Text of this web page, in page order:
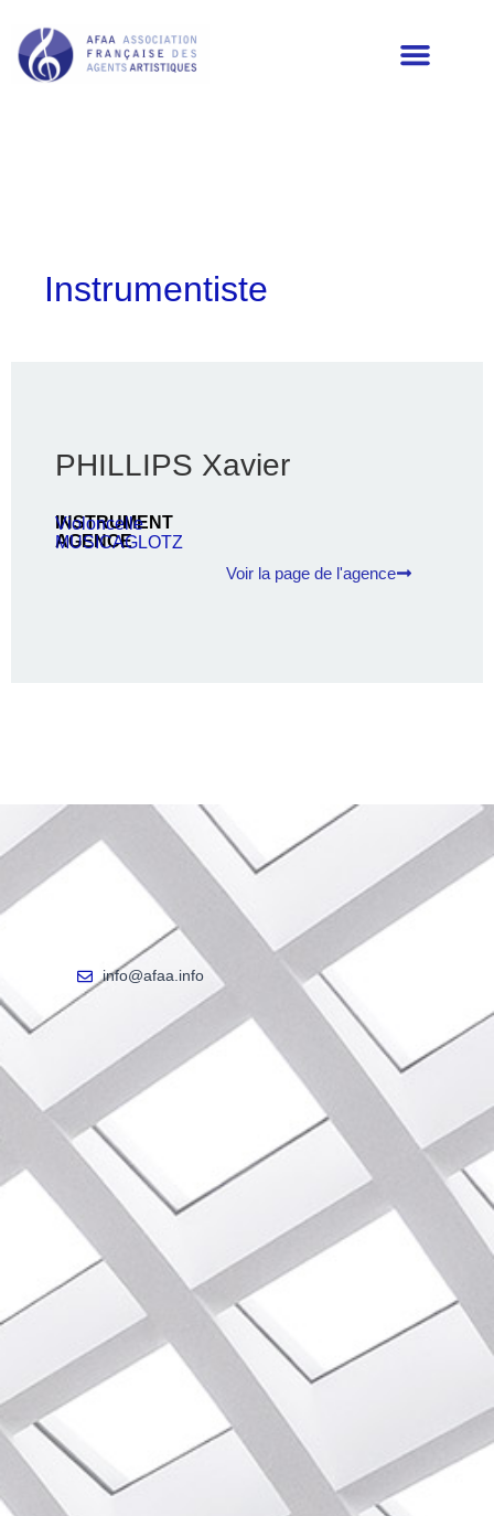
Instrumentiste
PHILLIPS Xavier
INSTRUMENT
Violoncelle
AGENCE
MUSICAGLOTZ
Voir la page de l'agence
info@afaa.info